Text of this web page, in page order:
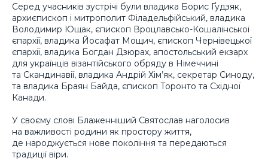
Серед учасників зустрічі були владика Борис Ґудзяк,
архиєпископ і митрополит Філадельфійський, владика
Володимир Ющак, єпископ Вроцлавсько-Кошалінської
єпархії, владика Йосафат Мощич, єпископ Чернівецької
єпархії, владика Богдан Дзюрах, апостольський екзарх
для українців візантійського обряду в Німеччині
та Скандинавії, владика Андрій Хім’як, секретар Синоду,
та владика Браян Байда, єпископ Торонто та Східної
Канади.
У своєму слові Блаженніший Святослав наголосив
на важливості родини як простору життя,
де народжується нове покоління та передаються
традиції віри.